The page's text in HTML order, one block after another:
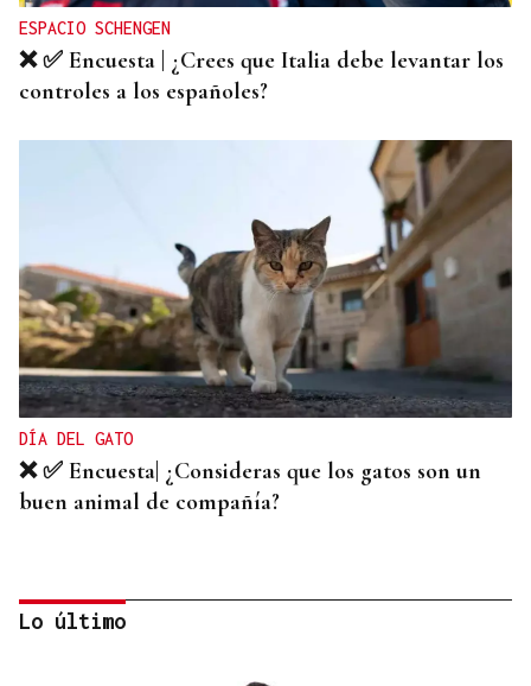
ESPACIO SCHENGEN
❌ ✅ Encuesta | ¿Crees que Italia debe levantar los
controles a los españoles?
DÍA DEL GATO
❌ ✅ Encuesta| ¿Consideras que los gatos son un
buen animal de compañía?
Lo último